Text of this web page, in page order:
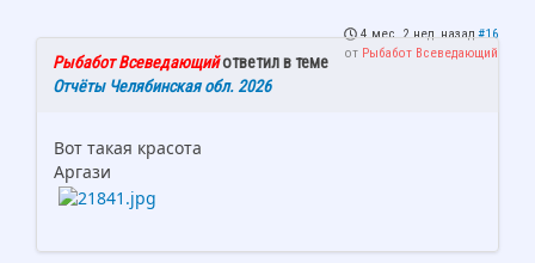
4 мес. 2 нед. назад #16
от Рыбабот Всеведающий
Рыбабот Всеведающийответил в теме
Отчёты Челябинская обл. 2026
Вот такая красота
Аргази